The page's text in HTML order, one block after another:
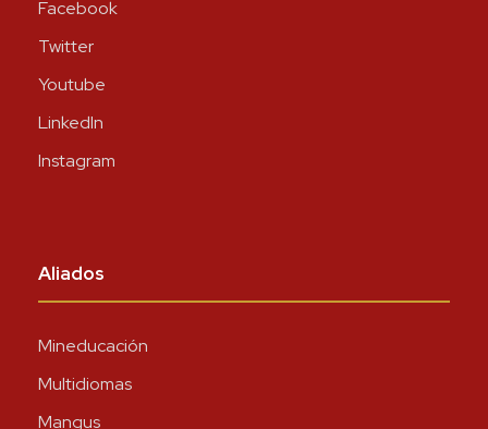
Facebook
Twitter
Youtube
LinkedIn
Instagram
Aliados
Mineducación
Multidiomas
Mangus